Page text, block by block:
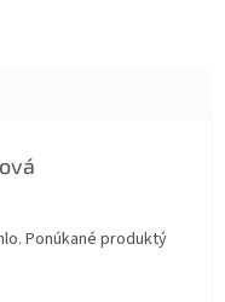
5 hviezdičiek.
Ponúkané produktý